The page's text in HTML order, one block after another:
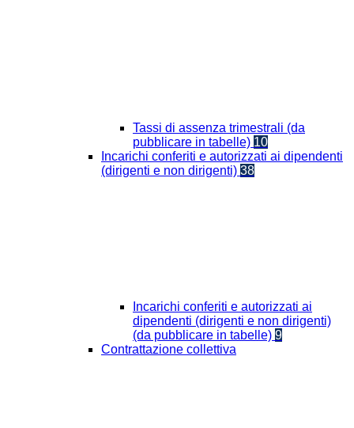
Tassi di assenza trimestrali (da
pubblicare in tabelle) 10
Incarichi conferiti e autorizzati ai dipendenti
(dirigenti e non dirigenti) 38
Incarichi conferiti e autorizzati ai
dipendenti (dirigenti e non dirigenti)
(da pubblicare in tabelle) 9
Contrattazione collettiva